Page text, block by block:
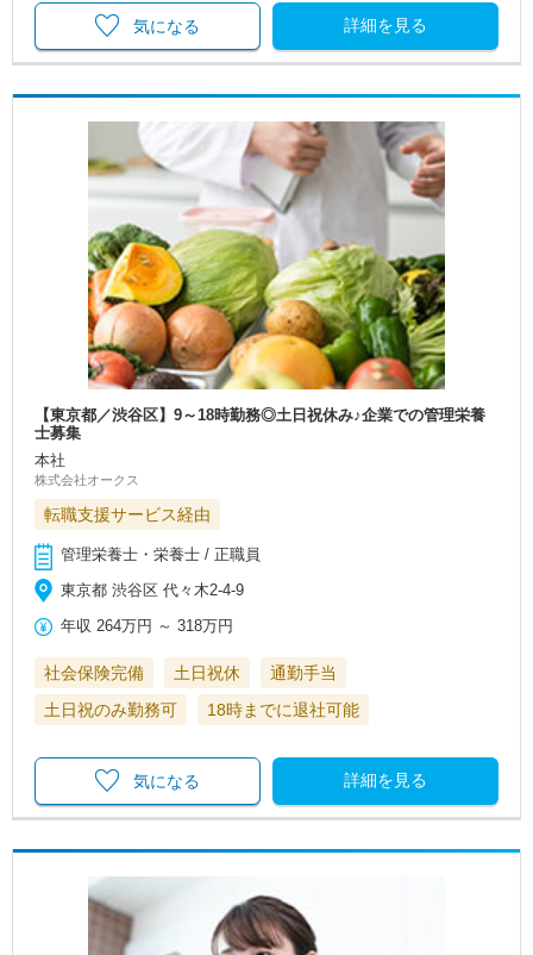
詳細を見る
気になる
【東京都／渋谷区】9～18時勤務◎土日祝休み♪企業での管理栄養
士募集
本社
株式会社オークス
転職支援サービス経由
管理栄養士・栄養士 / 正職員
東京都 渋谷区 代々木2-4-9
年収 264万円 ～318万円
社会保険完備 土日祝休
通勤手当
土日祝のみ勤務可
18時までに退社可能
詳細を見る
気になる